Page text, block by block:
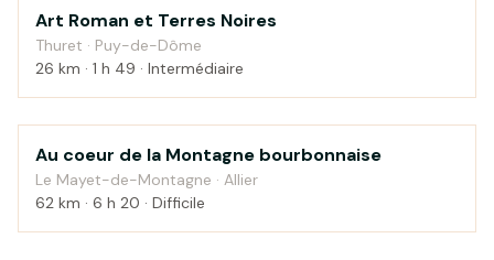
Campagne
Art Roman et Terres Noires
Thuret · Puy-de-Dôme
26 km · 1 h 49 · Intermédiaire
Montagne
Au coeur de la Montagne bourbonnaise
Le Mayet-de-Montagne · Allier
62 km · 6 h 20 · Difficile